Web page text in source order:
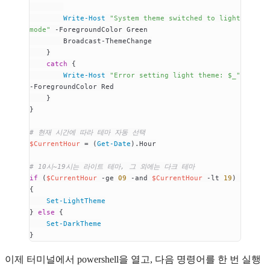
        Write-Host
"System theme switched to light
mode"
- ForegroundColor Green
        Broadcast
-ThemeChange
    }
    catch
{
        Write-Host
"Error setting light theme: $_"
- ForegroundColor Red
    }
}
# 현재 시간에 따라 테마 자동 선택
$CurrentHour = (Get-Date ).Hour
# 10시~19시는 라이트 테마, 그 외에는 다크 테마
if ( $CurrentHour -ge 09 -and $CurrentHour -lt 19 )
{
    Set-LightTheme
} else {
    Set-DarkTheme
}
이제 터미널에서 powershell을 열고, 다음 명령어를 한 번 실행